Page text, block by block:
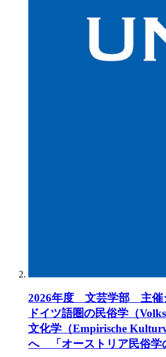
2026年度 文芸学部 主
ドイツ語圏の民俗学（
文化学（Empirische
へ 「オーストリア民俗学